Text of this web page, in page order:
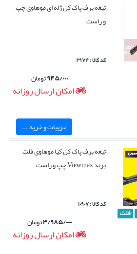
تیغه برف پاک کن ژله ای موهاوی چپ
و راست
کد کالا : ۲۹۷۴
۹۴۵/۰۰۰تومان
امکان ارسال روزانه
جزییات و خرید ...
فلت
تیغه برف پاک کن کیا موهاوی فلت
برند Viewmax چپ و راست
کد کالا : ۱۰۹۰۷
۳/۹۸۵/۰۰۰تومان
امکان ارسال روزانه